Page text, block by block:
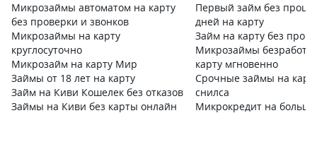
Микрозаймы автоматом на карту
без проверки и звонков
Микрозаймы на карту
круглосуточно
Микрозайм на карту Мир
Займы от 18 лет на карту
Займ на Киви Кошелек без отказов
Займы на Киви без карты онлайн
Первый займ без
дней на карту
Займ на карту без
Микрозаймы
карту мгновенно
Срочные займы на
снилса
Микрокредит на